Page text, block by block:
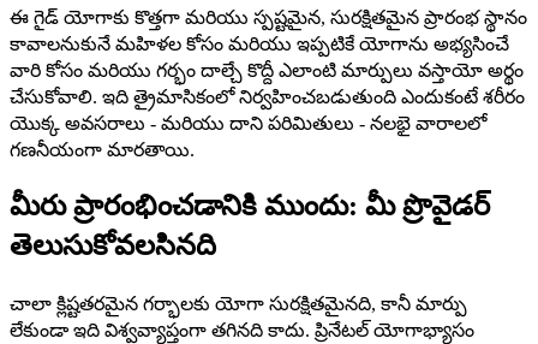
ఈ గైడ్ యోగాకు కొత్తగా మరియు స్పష్టమైన, సురక్షితమైన ప్రారంభ స్థానం
కావాలనుకునే మహిళల కోసం మరియు ఇప్పటికే యోగాను అభ్యసించే
వారి కోసం మరియు గర్భం దాల్చే కొద్దీ ఎలాంటి మార్పులు వస్తాయో అర్థం
చేసుకోవాలి. ఇది త్రైమాసికంలో నిర్వహించబడుతుంది ఎందుకంటే శరీరం
యొక్క అవసరాలు - మరియు దాని పరిమితులు - నలభై వారాలలో
గణనీయంగా మారతాయి.
మీరు ప్రారంభించడానికి ముందు: మీ ప్రొవైడర్
తెలుసుకోవలసినది
చాలా క్లిష్టతరమైన గర్భాలకు యోగా సురక్షితమైనది, కానీ మార్పు
లేకుండా ఇది విశ్వవ్యాప్తంగా తగినది కాదు. ప్రినేటల్ యోగాభ్యాసం